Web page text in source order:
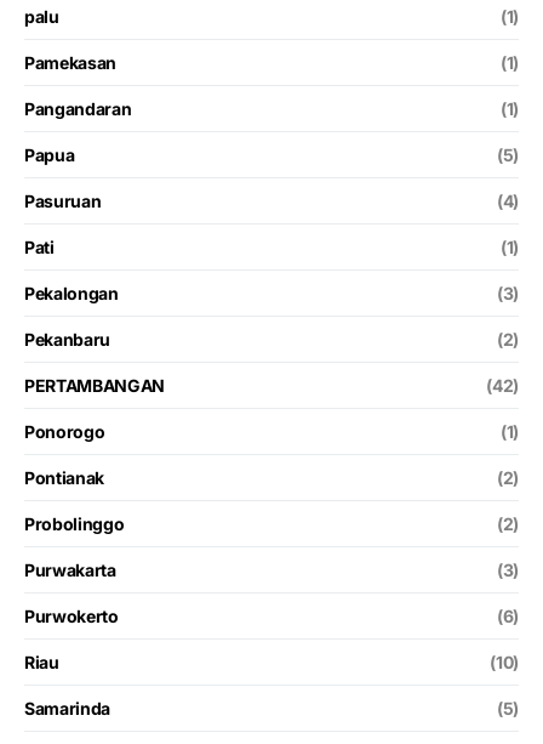
palu (1)
Pamekasan (1)
Pangandaran (1)
Papua (5)
Pasuruan (4)
Pati (1)
Pekalongan (3)
Pekanbaru (2)
PERTAMBANGAN (42)
Ponorogo (1)
Pontianak (2)
Probolinggo (2)
Purwakarta (3)
Purwokerto (6)
Riau (10)
Samarinda (5)